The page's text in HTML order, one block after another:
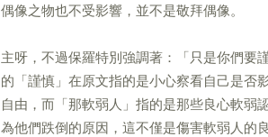
偶像之物也不受影響，並不是敬拜偶像。
主呀，不過保羅特別強調著：「只是你們要
的「謹慎」在原文指的是小心察看自己是否
自由，而「那軟弱人」指的是那些良心軟弱
為他們跌倒的原因，這不僅是傷害軟弱人的